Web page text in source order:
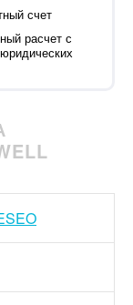
счет
расчет с